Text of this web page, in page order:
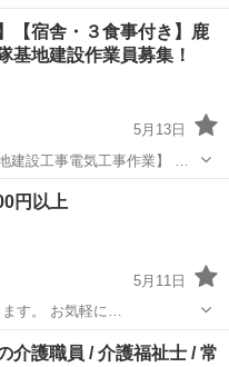
グループホームにおいて、利
す。 未経験の方や経験の浅
【宿舎・３食事付き】鹿
基地建設作業員募集！
5月13日
社会保険
円以上
5月11日
基地関連工事があります。 お気軽に…
移動式クレーン
介護職員 / 介護福祉士 / 常